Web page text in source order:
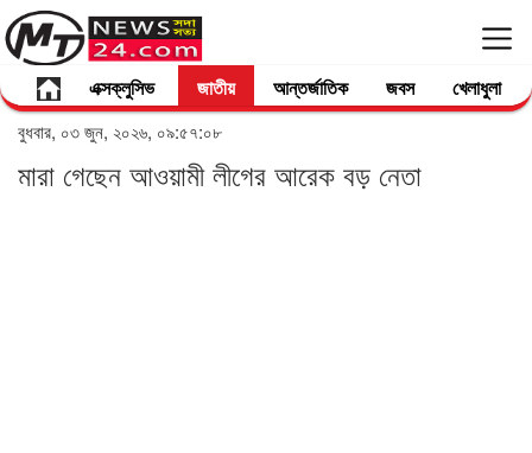
এক্সক্লুসিভ জাতীয় আন্তর্জাতিক জবস খেলাধুলা
বুধবার, ০৩ জুন, ২০২৬, ০৯:৫৭:০৮
মারা গেছেন আওয়ামী লীগের আরেক বড় নেতা